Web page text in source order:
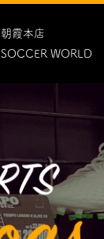
朝霞本店
SOCCER WORLD